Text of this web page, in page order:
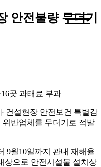
안전불량 무더기
곳 과태료 부과
건설현장 안전보건 특별감
위반업체를 무더기로 적발
9월10일까지 관내 재해율
상으로 안전시설물 설치상